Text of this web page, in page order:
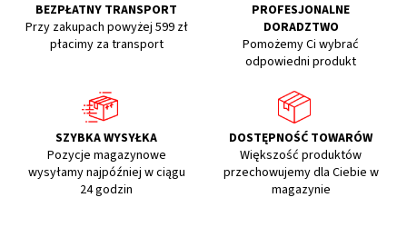
BEZPŁATNY TRANSPORT
Przy zakupach powyżej 599 zł
płacimy za transport
PROFESJONALNE
DORADZTWO
Pomożemy Ci wybrać
odpowiedni produkt
SZYBKA WYSYŁKA
Pozycje magazynowe
wysyłamy najpóźniej w ciągu
24 godzin
DOSTĘPNOŚĆ TOWARÓW
Większość produktów
przechowujemy dla Ciebie w
magazynie